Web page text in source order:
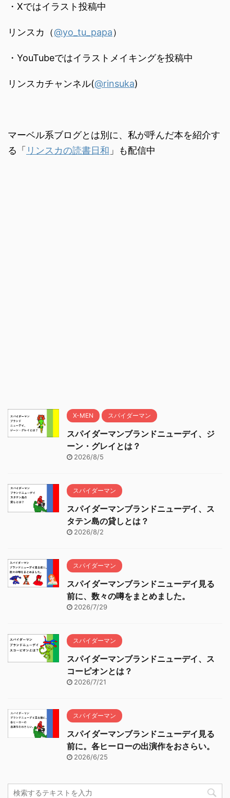
・Xではイラスト投稿中
リンスカ（@yo_tu_papa）
・YouTubeではイラストメイキングを投稿中
リンスカチャンネル(@rinsuka)
マーベル系ブログとは別に、私が呼んだ本を紹介す
る「 リンスカの読書日和 」も配信中
X-MEN スパイダーマン
スパイダーマンブランドニューデイ、ジ
ーン・グレイとは？
2026/8/5
スパイダーマン
スパイダーマンブランドニューデイ、ス
タテン島の貸しとは？
2026/8/2
スパイダーマン
スパイダーマンブランドニューデイ見る
前に、数々の噂をまとめました。
2026/7/29
スパイダーマン
スパイダーマンブランドニューデイ、ス
コーピオンとは？
2026/7/21
スパイダーマン
スパイダーマンブランドニューデイ見る
前に。各ヒーローの出演作をおさらい。
2026/6/25